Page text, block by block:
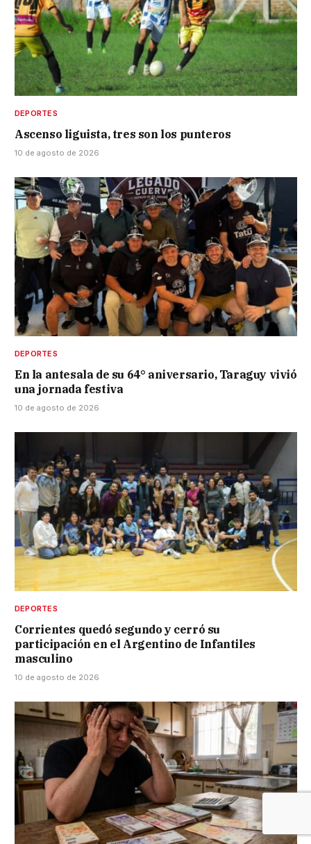
DEPORTES
Ascenso liguista, tres son los punteros
10 de agosto de 2026
DEPORTES
En la antesala de su 64° aniversario, Taraguy vivió
una jornada festiva
10 de agosto de 2026
DEPORTES
Corrientes quedó segundo y cerró su
participación en el Argentino de Infantiles
masculino
10 de agosto de 2026